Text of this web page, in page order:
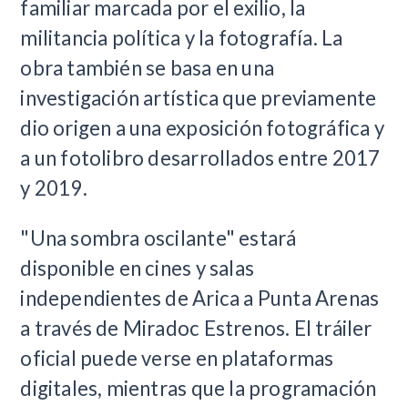
familiar marcada por el exilio, la
militancia política y la fotografía. La
obra también se basa en una
investigación artística que previamente
dio origen a una exposición fotográfica y
a un fotolibro desarrollados entre 2017
y 2019.
"Una sombra oscilante" estará
disponible en cines y salas
independientes de Arica a Punta Arenas
a través de Miradoc Estrenos. El tráiler
oficial puede verse en plataformas
digitales, mientras que la programación